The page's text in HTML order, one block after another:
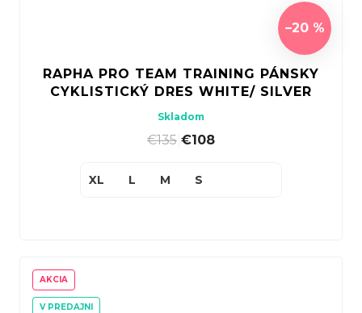
–20 %
RAPHA PRO TEAM TRAINING PÁNSKY
CYKLISTICKÝ DRES WHITE/ SILVER
Skladom
€135 €108
XL L M S
AKCIA
V PREDAJNI